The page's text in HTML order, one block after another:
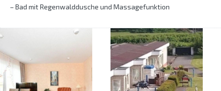
– Bad mit Regenwalddusche und Massagefunktion